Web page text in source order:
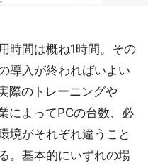
時間は概ね1時間。その
導入が終わればいよい
際のトレーニングや
によってPCの台数、必
境がそれぞれ違うこと
。基本的にいずれの場